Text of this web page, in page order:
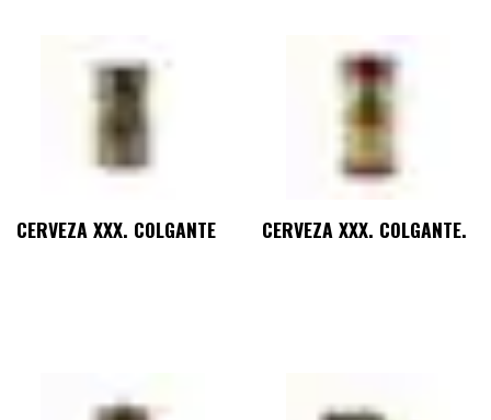
CERVEZA XXX. COLGANTE CERVEZA XXX. COLGANTE.